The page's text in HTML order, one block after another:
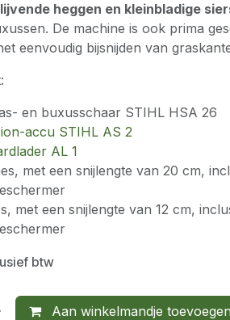
heggen en kleinbladige
De machine is ook prima
eenvoudig bijsnijden van
en buxusschaar STIHL HSA 26
accu STIHL AS 2
AL 1
met een snijlengte van 20 cm,
met een snijlengte van 12 cm,
btw
Aan winkelmandje toevoegen